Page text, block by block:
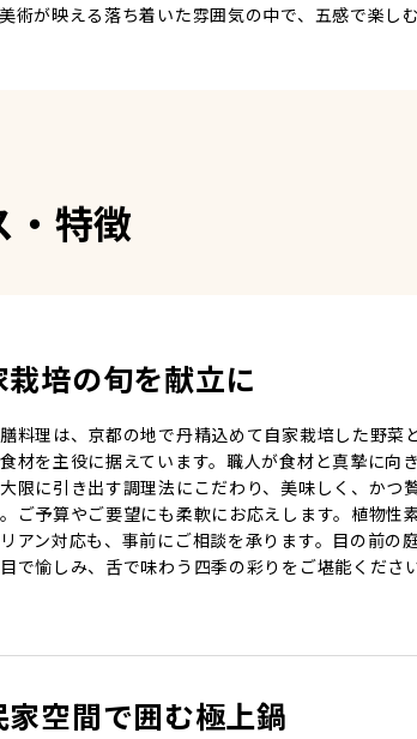
術が映える落ち着いた雰囲気の中で、五感で楽し
・特徴
栽培の旬を献立に
料理は、京都の地で丹精込めて自家栽培した野菜
材を主役に据えています。職人が食材と真摯に向き
限に引き出す調理法にこだわり、美味しく、かつ
ご予算やご要望にも柔軟にお応えします。植物性
アン対応も、事前にご相談を承ります。目の前の
で愉しみ、舌で味わう四季の彩りをご堪能ください
家空間で囲む極上鍋